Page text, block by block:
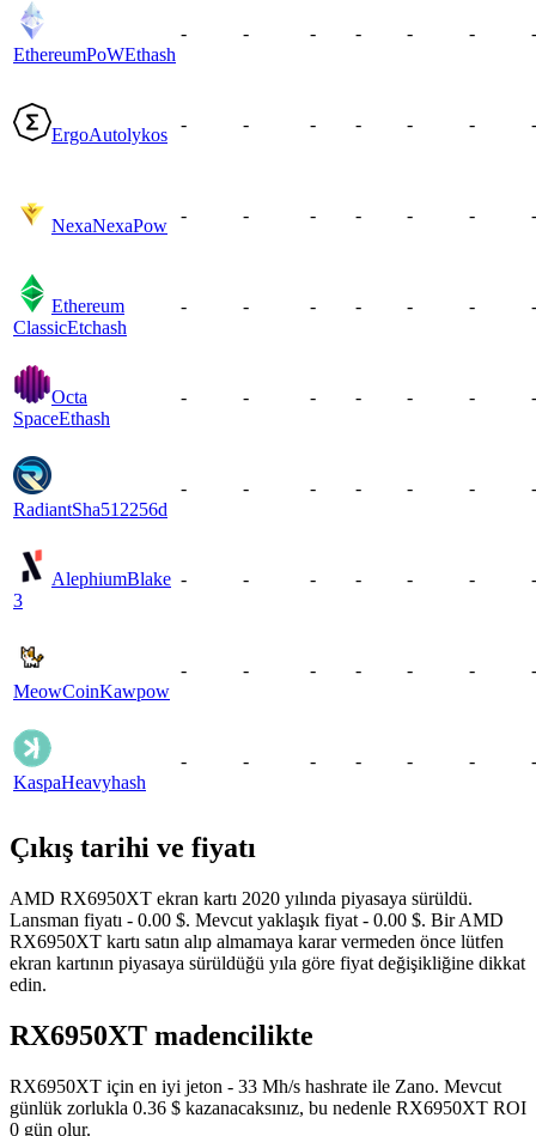
EthereumPoWEthash
- - - - - - -
ErgoAutolykos
- - - - - - -
NexaNexaPow
- - - - - - -
Ethereum
ClassicEtchash
- - - - - - -
Octa
SpaceEthash
- - - - - - -
RadiantSha512256d
- - - - - - -
AlephiumBlake
3
- - - - - - -
MeowCoinKawpow
- - - - - - -
KaspaHeavyhash
- - - - - - -
Çıkış tarihi ve fiyatı
AMD RX6950XT ekran kartı 2020 yılında piyasaya sürüldü.
Lansman fiyatı - 0.00 $. Mevcut yaklaşık fiyat - 0.00 $. Bir AMD
RX6950XT kartı satın alıp almamaya karar vermeden önce lütfen
ekran kartının piyasaya sürüldüğü yıla göre fiyat değişikliğine dikkat
edin.
RX6950XT madencilikte
RX6950XT için en iyi jeton - 33 Mh/s hashrate ile Zano. Mevcut
günlük zorlukla 0.36 $ kazanacaksınız, bu nedenle RX6950XT ROI
0 gün olur.